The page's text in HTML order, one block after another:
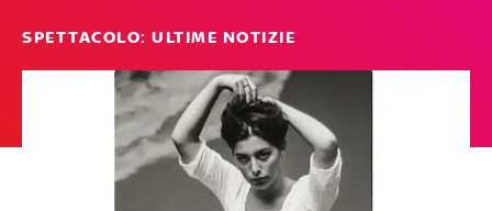
SPETTACOLO: ULTIME NOTIZIE